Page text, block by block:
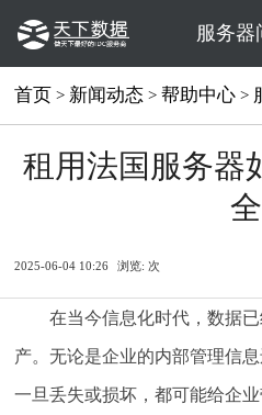
服务器
首页 > 新闻动态 >帮助中心 >
租用法国服务器
全
2025-06-04 10:26 浏览: 次
在当今信息化时代，数据
产。无论是企业的内部管理信
一旦丢失或损坏，都可能给企